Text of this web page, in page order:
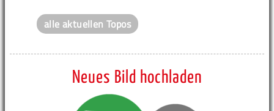
alle aktuellen Topos
Neues Bild hochladen